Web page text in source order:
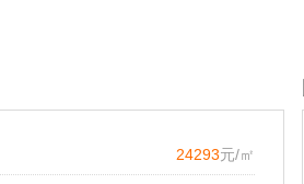
24293元/㎡